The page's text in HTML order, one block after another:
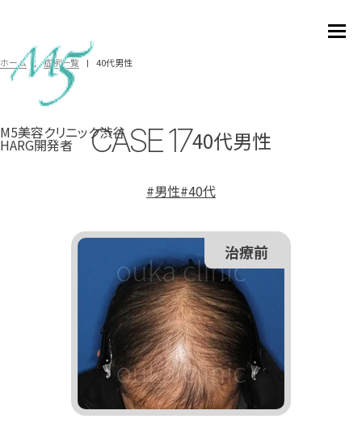
M5美容クリニック渋谷
HARG開発者
ホーム 症例一覧 40代男性
CASE1740代男性
#男性#40代
治療前